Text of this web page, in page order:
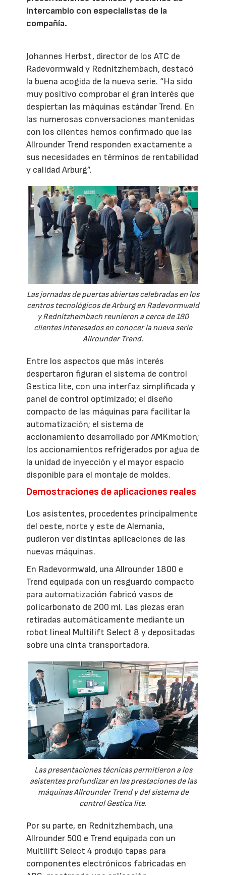
intercambio con especialistas de la
compañía.
Johannes Herbst, director de los ATC de
Radevormwald y Rednitzhembach, destacó
la buena acogida de la nueva serie. “Ha sido
muy positivo comprobar el gran interés que
despiertan las máquinas estándar Trend. En
las numerosas conversaciones mantenidas
con los clientes hemos confirmado que las
Allrounder Trend responden exactamente a
sus necesidades en términos de rentabilidad
y calidad Arburg”.
Las jornadas de puertas abiertas celebradas en los
centros tecnológicos de Arburg en Radevormwald
y Rednitzhembach reunieron a cerca de 180
clientes interesados en conocer la nueva serie
Allrounder Trend.
Entre los aspectos que más interés
despertaron figuran el sistema de control
Gestica lite, con una interfaz simplificada y
panel de control optimizado; el diseño
compacto de las máquinas para facilitar la
automatización; el sistema de
accionamiento desarrollado por AMKmotion;
los accionamientos refrigerados por agua de
la unidad de inyección y el mayor espacio
disponible para el montaje de moldes.
Demostraciones de aplicaciones reales
Los asistentes, procedentes principalmente
del oeste, norte y este de Alemania,
pudieron ver distintas aplicaciones de las
nuevas máquinas.
En Radevormwald, una Allrounder 1800 e
Trend equipada con un resguardo compacto
para automatización fabricó vasos de
policarbonato de 200 ml. Las piezas eran
retiradas automáticamente mediante un
robot lineal Multilift Select 8 y depositadas
sobre una cinta transportadora.
Las presentaciones técnicas permitieron a los
asistentes profundizar en las prestaciones de las
máquinas Allrounder Trend y del sistema de
control Gestica lite.
Por su parte, en Rednitzhembach, una
Allrounder 500 e Trend equipada con un
Multilift Select 4 produjo tapas para
componentes electrónicos fabricadas en